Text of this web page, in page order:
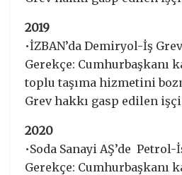
2019
•İZBAN’da Demiryol-İş
Gerekçe: Cumhurbaşkanı
toplu taşıma hizmetini
Grev hakkı gasp edilen işçi
2020
•Soda Sanayi AŞ’de
Gerekçe: Cumhurbaşkanı